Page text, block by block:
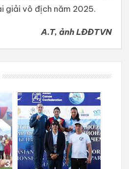
giải vô địch năm 2025.
A.T, ảnh LĐĐTVN